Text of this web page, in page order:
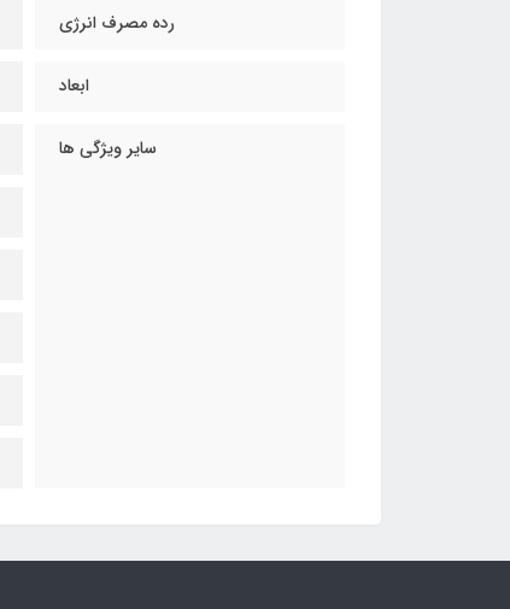
رده مصرف انرژی
ابعاد
سایر ویژگی ها